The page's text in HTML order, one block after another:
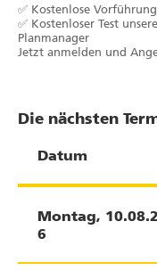
gerüstet zu sein.
Auch im
Volltreffer, da
einer Hand
liegt.
Am
mit MTS, die
✅ Kostenlose
✅ Kostenloser Test
Planmanager
Jetzt anmelden und
Die nächsten
Datum
Montag,
6